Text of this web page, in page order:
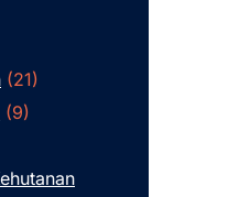
(21)
(9)